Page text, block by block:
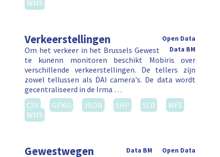
WMS
Verkeerstellingen
Open Data
Data BM
Om het verkeer in het Brussels Gewest
te kunenn monitoren beschikt Mobiris over
verschillende verkeerstellingen. De tellers zijn
zowel tellussen als DAI camera's. De data wordt
gecentraliseerd in de Irma …
CSV
GPKG JSON SHP SLD
WFS
WMS
Gewestwegen Open Data
Data BM